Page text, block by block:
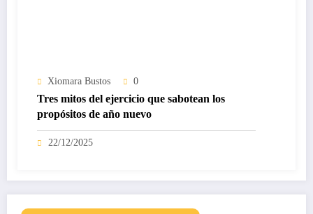
Xiomara Bustos 0
Tres mitos del ejercicio que sabotean los
propósitos de año nuevo
22/12/2025